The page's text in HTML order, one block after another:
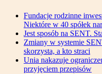
Fundacje rodzinne
Niektóre w 40 spółek
Jest sposób na SENT.
Zmiany w systemie
skorzysta, a kto straci
Unia nakazuje
przyjęciem przepisów